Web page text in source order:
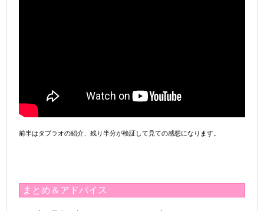
前半はタブラオの紹介、残り半分が検証して見ての感想になります。
まとめ＆アドバイス